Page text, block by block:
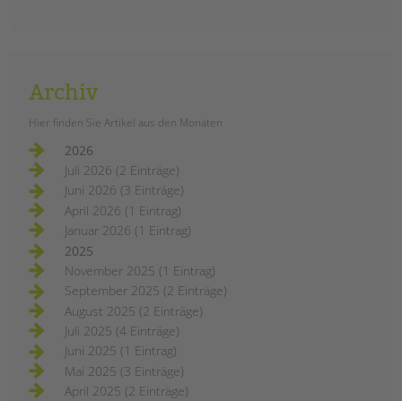
Norden Neuköllns: Im Dezember
haben wir ungewöhnliche und
interessante Geschichten von
unseren Kolleg*innen gehört.
weiterlesenmenschen
im
harzer
kiez:
dezember
Archiv
Hier finden Sie Artikel aus den Monaten
2026
Juli 2026 (2 Einträge)
Juni 2026 (3 Einträge)
April 2026 (1 Eintrag)
Januar 2026 (1 Eintrag)
2025
November 2025 (1 Eintrag)
September 2025 (2 Einträge)
August 2025 (2 Einträge)
Juli 2025 (4 Einträge)
Juni 2025 (1 Eintrag)
Mai 2025 (3 Einträge)
April 2025 (2 Einträge)